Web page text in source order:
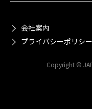
会社案内
プライバシーポリシー
Copyright ©